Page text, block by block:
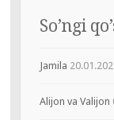
So’ngi
Jamila
Alijon va Valijon